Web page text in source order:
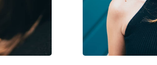
Да